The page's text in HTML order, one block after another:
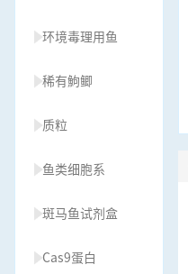
环境毒理用鱼
稀有鮈鲫
质粒
鱼类细胞系
斑马鱼试剂盒
Cas9蛋白